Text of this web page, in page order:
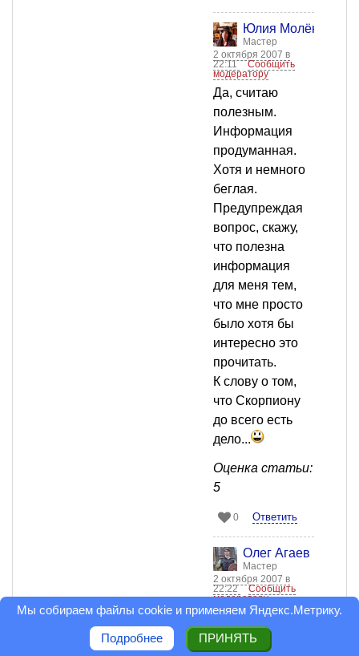
Юлия Молёнова
Мастер
2 октября 2007 в
22:11
Сообщить
модератору
Да, считаю
полезным.
Информация
продуманная.
Хотя и немного
беглая.
Предупреждая
вопрос, скажу,
что полезна
информация
для меня тем,
что мне просто
было хотя бы
интересно это
прочитать.
К слову о том,
что Скорпиону
до всего есть
дело...
Оценка статьи:
5
0 Ответить
Олег Агаев
Мастер
2 октября 2007 в
22:22
Сообщить
модератору
Ответить
Мы собираем файлы cookie и применяем Яндекс.Метрику.
Подробнее ПРИНЯТЬ